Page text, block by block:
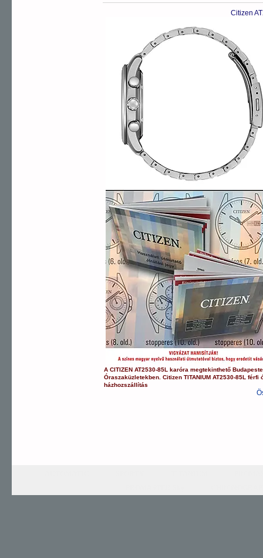
Citizen
ACITIZEN AT2530-85L karóra megtekinthető
Óraszaküzletekben.Citizen TITANIUM AT2530-85L férfi
házhozszállítás